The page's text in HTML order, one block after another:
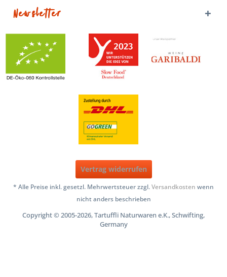
Newsletter
Vertrag widerrufen
* Alle Preise inkl. gesetzl. Mehrwertsteuer zzgl.Versandkosten wenn
nicht anders beschrieben
Copyright © 2005-2026, Tartuffli Naturwaren e.K., Schwifting,
Germany